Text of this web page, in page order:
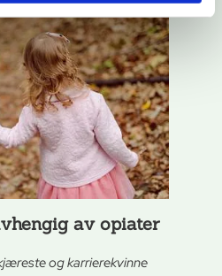
av opiater
og karrierekvinne